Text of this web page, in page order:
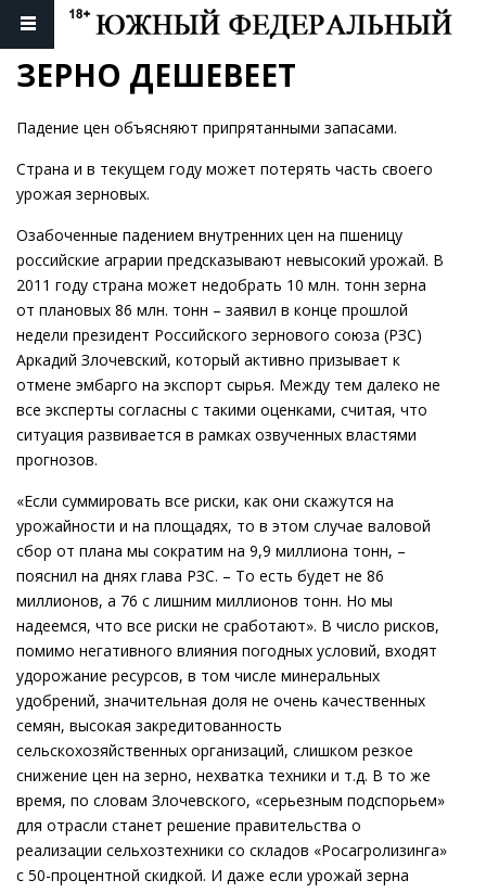
ЗЕРНО ДЕШЕВЕЕТ
Падение цен объясняют припрятанными запасами.
Страна и в текущем году может потерять часть своего
урожая зерновых.
Озабоченные падением внутренних цен на пшеницу
российские аграрии предсказывают невысокий урожай. В
2011 году страна может недобрать 10 млн. тонн зерна
от плановых 86 млн. тонн – заявил в конце прошлой
недели президент Российского зернового союза (РЗС)
Аркадий Злочевский, который активно призывает к
отмене эмбарго на экспорт сырья. Между тем далеко не
все эксперты согласны с такими оценками, считая, что
ситуация развивается в рамках озвученных властями
прогнозов.
«Если суммировать все риски, как они скажутся на
урожайности и на площадях, то в этом случае валовой
сбор от плана мы сократим на 9,9 миллиона тонн, –
пояснил на днях глава РЗС. – То есть будет не 86
миллионов, а 76 с лишним миллионов тонн. Но мы
надеемся, что все риски не сработают». В число рисков,
помимо негативного влияния погодных условий, входят
удорожание ресурсов, в том числе минеральных
удобрений, значительная доля не очень качественных
семян, высокая закредитованность
сельскохозяйственных организаций, слишком резкое
снижение цен на зерно, нехватка техники и т.д. В то же
время, по словам Злочевского, «серьезным подспорьем»
для отрасли станет решение правительства о
реализации сельхозтехники со складов «Росагролизинга»
с 50-процентной скидкой. И даже если урожай зерна